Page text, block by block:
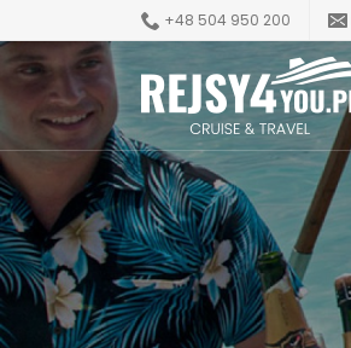
+48 504 950 200